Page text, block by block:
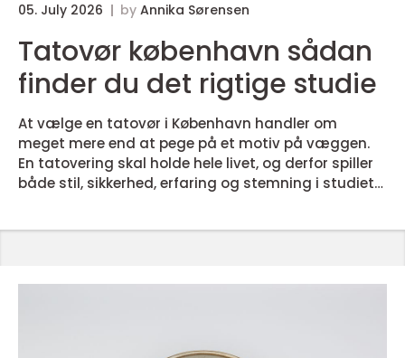
05. July 2026 by Annika Sørensen
Tatovør københavn sådan
finder du det rigtige studie
At vælge en tatovør i København handler om
meget mere end at pege på et motiv på væggen.
En tatovering skal holde hele livet, og derfor spiller
både stil, sikkerhed, erfaring og stemning i studiet
at researche, tale med artister og tjekke referencer,